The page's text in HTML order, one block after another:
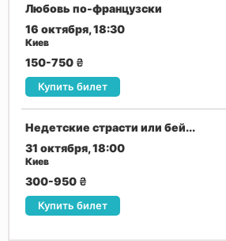
Любовь по-французски
16 октября, 18:30
Киев
150-750 ₴
Купить билет
Недетские страсти или бей...
31 октября, 18:00
Киев
300-950 ₴
Купить билет